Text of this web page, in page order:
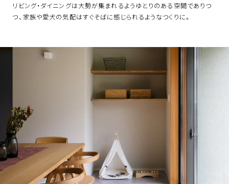
リビング・ダイニングは大勢が集まれるようゆとりのある空間でありつ
つ、家族や愛犬の気配はすぐそばに感じられるようなつくりに。